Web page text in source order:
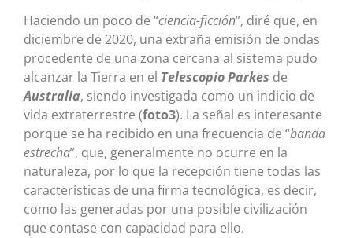
Haciendo un poco de “ciencia-ficción”, diré que, en
diciembre de 2020, una extraña emisión de ondas
procedente de una zona cercana al sistema pudo
alcanzar la Tierra en el Telescopio Parkes de
Australia, siendo investigada como un indicio de
vida extraterrestre (foto3). La señal es interesante
porque se ha recibido en una frecuencia de “banda
estrecha”, que, generalmente no ocurre en la
naturaleza, por lo que la recepción tiene todas las
características de una firma tecnológica, es decir,
como las generadas por una posible civilización
que contase con capacidad para ello.